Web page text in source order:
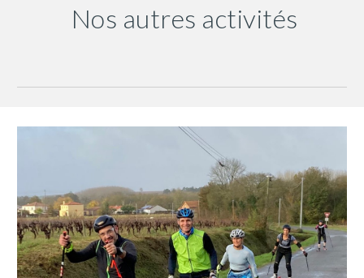
Nos autres activités